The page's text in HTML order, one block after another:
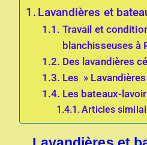
Lavandières et
Travail et
blanchisseuses à
Des lavandières
Les »
Les bateaux-
Articles